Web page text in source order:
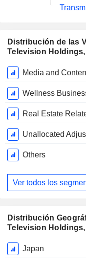
Distribución de las
Television
Período
fiscal:
Marzo
Media and
Wellness
Real Estate
Unallocated
Others
Ver todos los
Distribución
Television
Período
fiscal:
Japan